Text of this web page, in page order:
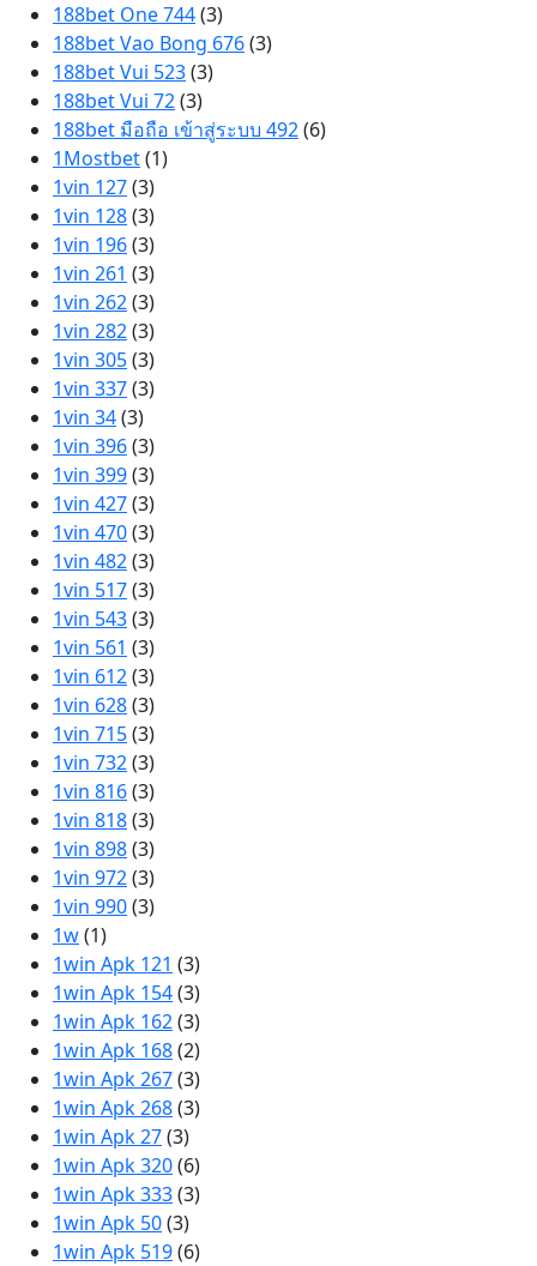
188bet One 744(3)
188bet Vao Bong 676(3)
188bet Vui 523(3)
188bet Vui 72(3)
188bet มือถือ เข้าสู่ระบบ 492(6)
1Mostbet(1)
1vin 127(3)
1vin 128(3)
1vin 196(3)
1vin 261 (3)
1vin 262(3)
1vin 282(3)
1vin 305(3)
1vin 337(3)
1vin 34(3)
1vin 396(3)
1vin 399(3)
1vin 427(3)
1vin 470(3)
1vin 482(3)
1vin 517(3)
1vin 543(3)
1vin 561 (3)
1vin 612(3)
1vin 628(3)
1vin 715(3)
1vin 732(3)
1vin 816(3)
1vin 818(3)
1vin 898(3)
1vin 972(3)
1vin 990(3)
1w(1)
1win Apk 121 (3)
1win Apk 154(3)
1win Apk 162(3)
1win Apk 168(2)
1win Apk 267(3)
1win Apk 268(3)
1win Apk 27(3)
1win Apk 320(6)
1win Apk 333(3)
1win Apk 50(3)
1win Apk 519(6)